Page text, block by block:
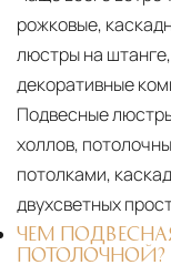
рожковые,
люстры на
декоративные
Подвесные
холлов,
потолками,
двухсветных
ЧЕМ
ПОТОЛОЧНОЙ?